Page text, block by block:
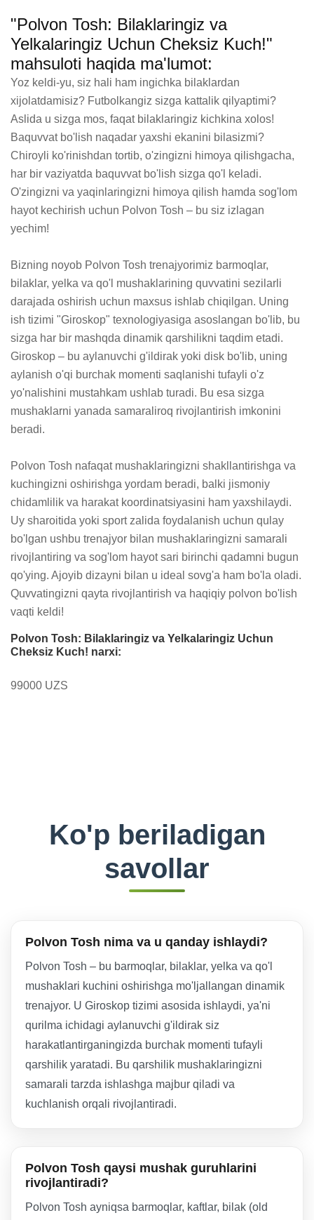
"Polvon Tosh: Bilaklaringiz va
Yelkalaringiz Uchun Cheksiz Kuch!"
mahsuloti haqida ma'lumot:
Yoz keldi-yu, siz hali ham ingichka bilaklardan
xijolatdamisiz? Futbolkangiz sizga kattalik qilyaptimi?
Aslida u sizga mos, faqat bilaklaringiz kichkina xolos!
Baquvvat bo'lish naqadar yaxshi ekanini bilasizmi?
Chiroyli ko'rinishdan tortib, o'zingizni himoya qilishgacha,
har bir vaziyatda baquvvat bo'lish sizga qo'l keladi.
O'zingizni va yaqinlaringizni himoya qilish hamda sog'lom
hayot kechirish uchun Polvon Tosh – bu siz izlagan
yechim!
Bizning noyob Polvon Tosh trenajyorimiz barmoqlar,
bilaklar, yelka va qo'l mushaklarining quvvatini sezilarli
darajada oshirish uchun maxsus ishlab chiqilgan. Uning
ish tizimi "Giroskop" texnologiyasiga asoslangan bo'lib, bu
sizga har bir mashqda dinamik qarshilikni taqdim etadi.
Giroskop – bu aylanuvchi g'ildirak yoki disk bo'lib, uning
aylanish o'qi burchak momenti saqlanishi tufayli o'z
yo'nalishini mustahkam ushlab turadi. Bu esa sizga
mushaklarni yanada samaraliroq rivojlantirish imkonini
beradi.
Polvon Tosh nafaqat mushaklaringizni shakllantirishga va
kuchingizni oshirishga yordam beradi, balki jismoniy
chidamlilik va harakat koordinatsiyasini ham yaxshilaydi.
Uy sharoitida yoki sport zalida foydalanish uchun qulay
bo'lgan ushbu trenajyor bilan mushaklaringizni samarali
rivojlantiring va sog'lom hayot sari birinchi qadamni bugun
qo'ying. Ajoyib dizayni bilan u ideal sovg'a ham bo'la oladi.
Quvvatingizni qayta rivojlantirish va haqiqiy polvon bo'lish
vaqti keldi!
Polvon Tosh: Bilaklaringiz va Yelkalaringiz Uchun
Cheksiz Kuch! narxi:
99000 UZS
Ko'p beriladigan
savollar
Polvon Tosh nima va u qanday ishlaydi?
Polvon Tosh – bu barmoqlar, bilaklar, yelka va qo'l
mushaklari kuchini oshirishga mo'ljallangan dinamik
trenajyor. U Giroskop tizimi asosida ishlaydi, ya'ni
qurilma ichidagi aylanuvchi g'ildirak siz
harakatlantirganingizda burchak momenti tufayli
qarshilik yaratadi. Bu qarshilik mushaklaringizni
samarali tarzda ishlashga majbur qiladi va
kuchlanish orqali rivojlantiradi.
Polvon Tosh qaysi mushak guruhlarini
rivojlantiradi?
Polvon Tosh ayniqsa barmoqlar, kaftlar, bilak (old